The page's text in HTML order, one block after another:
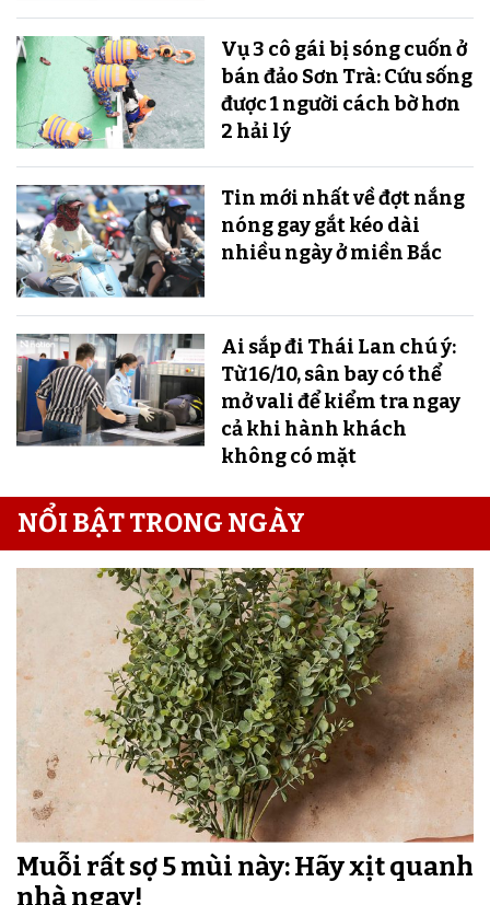
Vụ 3 cô gái bị sóng cuốn ở
bán đảo Sơn Trà: Cứu sống
được 1 người cách bờ hơn
2 hải lý
Tin mới nhất về đợt nắng
nóng gay gắt kéo dài
nhiều ngày ở miền Bắc
Ai sắp đi Thái Lan chú ý:
Từ 16/10, sân bay có thể
mở vali để kiểm tra ngay
cả khi hành khách
không có mặt
NỔI BẬT TRONG NGÀY
Muỗi rất sợ 5 mùi này: Hãy xịt quanh
nhà ngay!